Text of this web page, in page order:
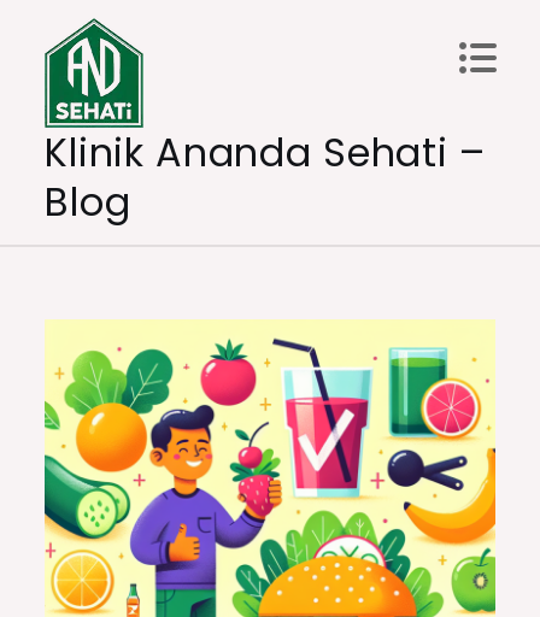
content
Klinik Ananda Sehati –
Blog